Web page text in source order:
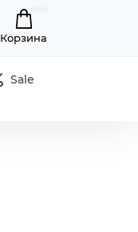
Корзина
Sale